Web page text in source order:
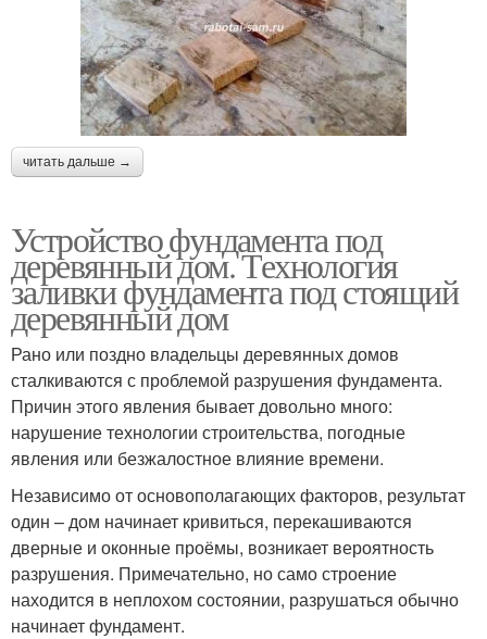
читать дальше →
Устройство фундамента под
деревянный дом. Технология
заливки фундамента под стоящий
деревянный дом
Рано или поздно владельцы деревянных домов
сталкиваются с проблемой разрушения фундамента.
Причин этого явления бывает довольно много:
нарушение технологии строительства, погодные
явления или безжалостное влияние времени.
Независимо от основополагающих факторов, результат
один – дом начинает кривиться, перекашиваются
дверные и оконные проёмы, возникает вероятность
разрушения. Примечательно, но само строение
находится в неплохом состоянии, разрушаться обычно
начинает фундамент.